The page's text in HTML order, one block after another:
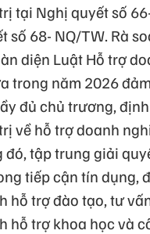
tại Nghị quyết số
số 68- NQ/TW. Rà
diện Luật Hỗ trợ
trong năm 2026
đủ chủ trương,
về hỗ trợ doanh
đó, tập trung giải
tiếp cận tín dụng,
hỗ trợ đào tạo, tư
hỗ trợ khoa học và